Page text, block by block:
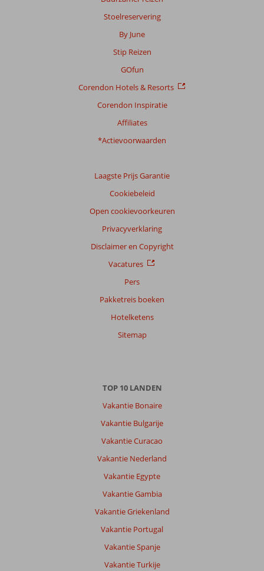
Stoelreservering
By June
Stip Reizen
GOfun
Corendon Hotels & Resorts
Corendon Inspiratie
Affiliates
*Actievoorwaarden
Laagste Prijs Garantie
Cookiebeleid
Open cookievoorkeuren
Privacyverklaring
Disclaimer en Copyright
Vacatures
Pers
Pakketreis boeken
Hotelketens
Sitemap
TOP 10 LANDEN
Vakantie Bonaire
Vakantie Bulgarije
Vakantie Curacao
Vakantie Nederland
Vakantie Egypte
Vakantie Gambia
Vakantie Griekenland
Vakantie Portugal
Vakantie Spanje
Vakantie Turkije